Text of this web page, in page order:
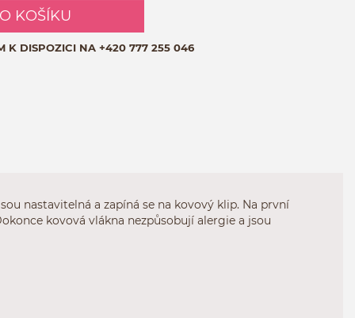
KOŠÍKU
K DISPOZICI NA +420 777 255 046
nastavitelná a zapíná se na kovový klip. Na první
kovová vlákna nezpůsobují alergie a jsou